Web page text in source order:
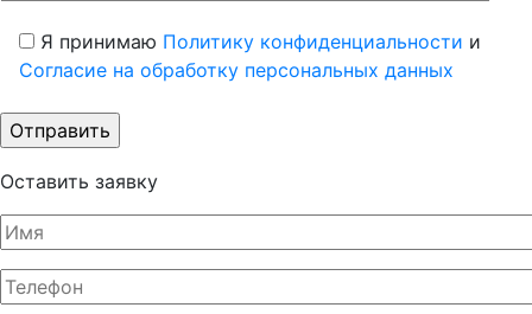
Я принимаю Политику конфиденциальности и
Согласие на обработку персональных данных
Оставить заявку